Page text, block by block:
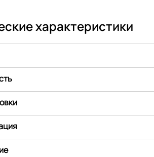
характеристики